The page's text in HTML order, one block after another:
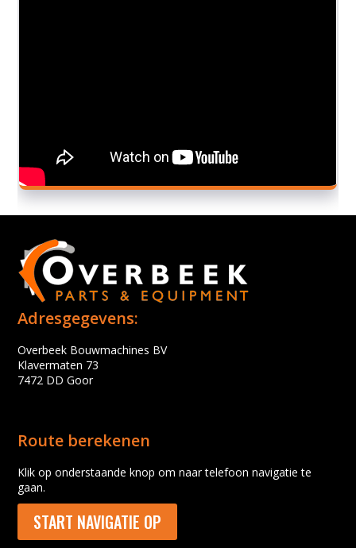
Adresgegevens:
Overbeek Bouwmachines BV
Klavermaten 73
7472 DD Goor
Route berekenen
Klik op onderstaande knop om naar telefoon navigatie te
gaan.
START NAVIGATIE OP